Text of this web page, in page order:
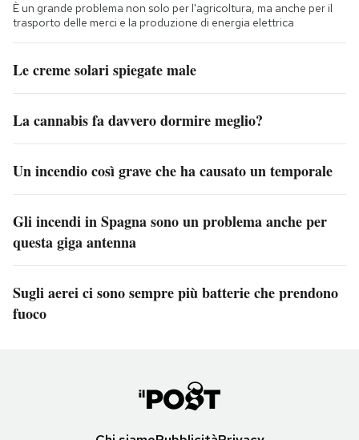
È un grande problema non solo per l'agricoltura, ma anche per il
trasporto delle merci e la produzione di energia elettrica
Le creme solari spiegate male
La cannabis fa davvero dormire meglio?
Un incendio così grave che ha causato un temporale
Gli incendi in Spagna sono un problema anche per
questa giga antenna
Sugli aerei ci sono sempre più batterie che prendono
fuoco